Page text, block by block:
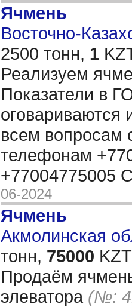
Ячмень
Восточно-
2500 тонн, 1
Реализуем
Показатели в
оговариваются
всем вопросам
телефонам
+77004775005
06-2024
Ячмень
Акмолинская
тонн, 75000
Продаём
элеватора (№: